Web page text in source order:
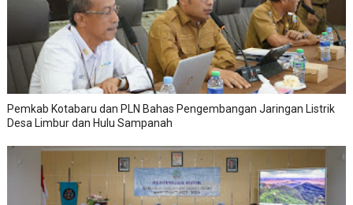
Pemkab Kotabaru dan PLN Bahas Pengembangan Jaringan Listrik
Desa Limbur dan Hulu Sampanah